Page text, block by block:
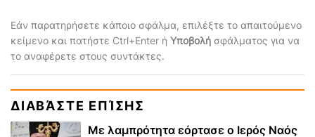
Εάν παρατηρήσετε κάποιο σφάλμα, επιλέξτε το απαιτούμενο
κείμενο και πατήστε Ctrl+Enter ή Υποβολή σφάλματος για να
το αναφέρετε στους συντάκτες.
ΔΙΑΒΆΣΤΕ ΕΠΊΣΗΣ
Με λαμπρότητα εόρτασε ο Ιερός Ναός